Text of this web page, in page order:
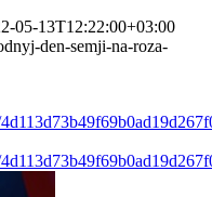
05-13T12:22:00+03:00
den-semji-na-roza-